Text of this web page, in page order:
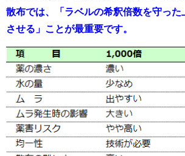
散布では、「ラベルの希釈倍数を守った
させる」ことが最重要です。